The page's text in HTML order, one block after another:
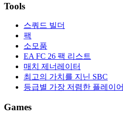
Tools
스쿼드 빌더
팩
소모품
EA FC 26 팩 리스트
매치 제너레이터
최고의 가치를 지닌 SBC
등급별 가장 저렴한 플레이어
Games